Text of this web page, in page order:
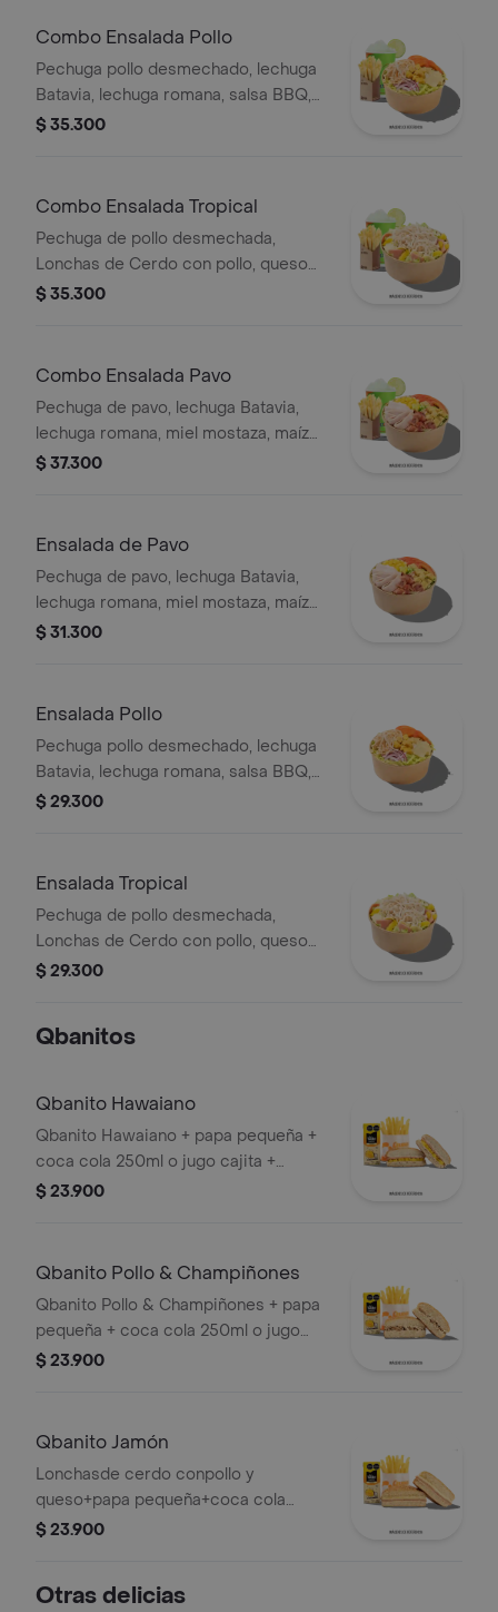
Combo Ensalada Pollo
Pechuga pollo desmechado, lechuga
Batavia, lechuga romana, salsa BBQ,
tomate chonto, queso mozzarella,
$ 35.300
Combo Ensalada Tropical
Pechuga de pollo desmechada,
Lonchas de Cerdo con pollo, queso
amarillo, piña calada, lechuga batavia y
$ 35.300
Combo Ensalada Pavo
Pechuga de pavo, lechuga Batavia,
lechuga romana, miel mostaza, maíz
tierno, tomate chonto, croutones y
$ 37.300
Ensalada de Pavo
Pechuga de pavo, lechuga Batavia,
lechuga romana, miel mostaza, maíz
tierno, tomate chonto, croutones y
$ 31.300
Ensalada Pollo
Pechuga pollo desmechado, lechuga
Batavia, lechuga romana, salsa BBQ,
tomate chonto, queso mozzarella,
$ 29.300
Ensalada Tropical
Pechuga de pollo desmechada,
Lonchas de Cerdo con pollo, queso
amarillo, piña calada, lechuga batavia y
$ 29.300
Qbanitos
Qbanito Hawaiano
Qbanito Hawaiano + papa pequeña +
coca cola 250ml o jugo cajita +
obsequio
$ 23.900
Qbanito Pollo & Champiñones
Qbanito Pollo & Champiñones + papa
pequeña + coca cola 250ml o jugo
cajita + obsequio
$ 23.900
Qbanito Jamón
Lonchasde cerdo conpollo y
queso+papa pequeña+coca cola
250ml o jugo cajita+obsequio
$ 23.900
Otras delicias